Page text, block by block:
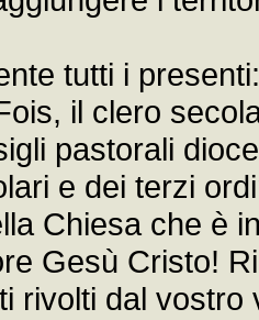
tutti i
il clero
pastorali
e dei terzi
Chiesa che è
Gesù Cristo!
rivolti dal